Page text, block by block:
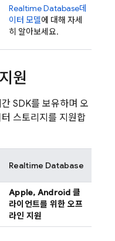
Realtime Database데
이터 모델에 대해 자세
히 알아보세요.
원
SDK를 보유하며 오
스토리지를 지원합
Realtime Database
Apple, Android 클
라이언트를 위한 오프
라인 지원